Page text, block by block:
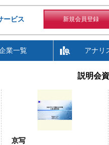
ービス 新規会員登録
業一覧 アナリ
説明会
京写